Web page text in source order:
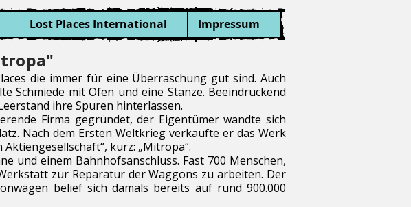
Lost Places International Impressum
die immer für eine Überraschung gut sind. Auch
Schmiede mit Ofen und eine Stanze. Beeindruckend
ihre Spuren hinterlassen.
Firma gegründet, der Eigentümer wandte sich
Nach dem Ersten Weltkrieg verkaufte er das Werk
kurz: „Mitropa“.
und einem Bahnhofsanschluss. Fast 700 Menschen,
zur Reparatur der Waggons zu arbeiten. Der
belief sich damals bereits auf rund 900.000